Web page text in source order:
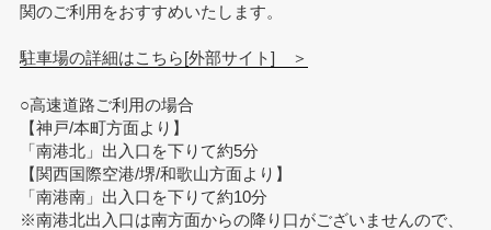
関のご利用をおすすめいたします。
駐車場の詳細はこちら[外部サイト] ＞
○高速道路ご利用の場合
【神戸/本町方面より】
「南港北」出入口を下りて約5分
【関西国際空港/堺/和歌山方面より】
「南港南」出入口を下りて約10分
※南港北出入口は南方面からの降り口がございませんので、